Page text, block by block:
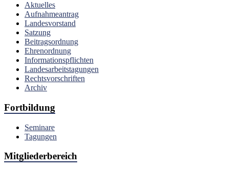
Aktuelles
Aufnahmeantrag
Landesvorstand
Satzung
Beitragsordnung
Ehrenordnung
Informationspflichten
Landesarbeitstagungen
Rechtsvorschriften
Archiv
Fortbildung
Seminare
Tagungen
Mitgliederbereich